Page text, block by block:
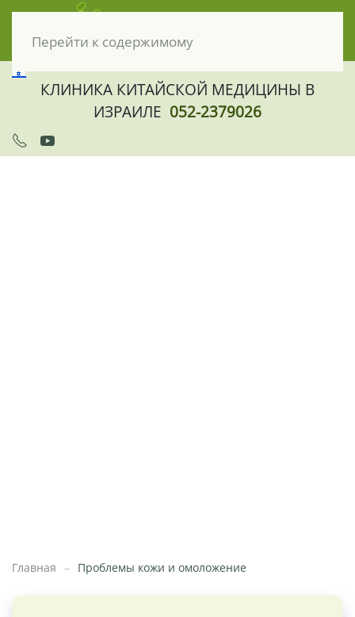
Перейти к содержимому
КЛИНИКА КИТАЙСКОЙ МЕДИЦИНЫ В
ИЗРАИЛЕ 052-2379026
Главная Проблемы кожи и омоложение